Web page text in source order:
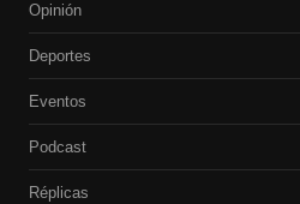
Opinión
Deportes
Eventos
Podcast
Réplicas